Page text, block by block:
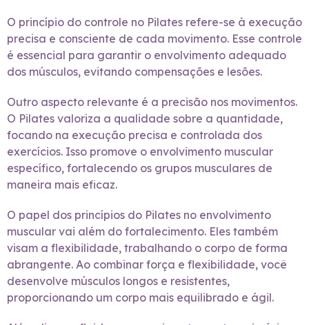
O princípio do controle no Pilates refere-se à execução
precisa e consciente de cada movimento. Esse controle
é essencial para garantir o envolvimento adequado
dos músculos, evitando compensações e lesões.
Outro aspecto relevante é a precisão nos movimentos.
O Pilates valoriza a qualidade sobre a quantidade,
focando na execução precisa e controlada dos
exercícios. Isso promove o envolvimento muscular
específico, fortalecendo os grupos musculares de
maneira mais eficaz.
O papel dos princípios do Pilates no envolvimento
muscular vai além do fortalecimento. Eles também
visam a flexibilidade, trabalhando o corpo de forma
abrangente. Ao combinar força e flexibilidade, você
desenvolve músculos longos e resistentes,
proporcionando um corpo mais equilibrado e ágil.